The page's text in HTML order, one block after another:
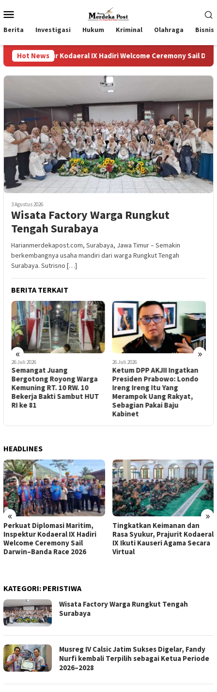
ke
kontenMobile
Berita Investigasi Hukum Kriminal Olahraga Bisnis
Hot News
Kodaeral IX Hadiri Welcome Ceremony Sail Darwin–Banda
3 Agustus 2026
Wisata Factory Warga Rungkut
Tengah Surabaya
Harianmerdekapost.com, Surabaya, Jawa Timur – Semakin
berkembangnya usaha mandiri dari warga Rungkut Tengah
Surabaya. Sutrisno […]
BERITA TERKAIT
« »
26 Juli 2026
Semangat Juang
Bergotong Royong Warga
Kemuning RT. 10 RW. 10
Bekerja Bakti Sambut HUT
RI ke 81
26 Juli 2026
Ketum DPP AKJII Ingatkan
Presiden Prabowo: Londo
Ireng Ireng Itu Yang
Merampok Uang Rakyat,
Sebagian Pakai Baju
Kabinet
HEADLINES
« »
Diplomasi Maritim,
Kodaeral IX Hadiri
Ceremony Sail
Race 2026
Tingkatkan Keimanan dan
Rasa Syukur, Prajurit Kodaeral
IX Ikuti Kauseri Agama Secara
Virtual
KATEGORI: PERISTIWA
Wisata Factory Warga Rungkut Tengah
Surabaya
Musreg IV Calsic Jatim Sukses Digelar, Fandy
Nurfi kembali Terpilih sebagai Ketua Periode
2026–2028